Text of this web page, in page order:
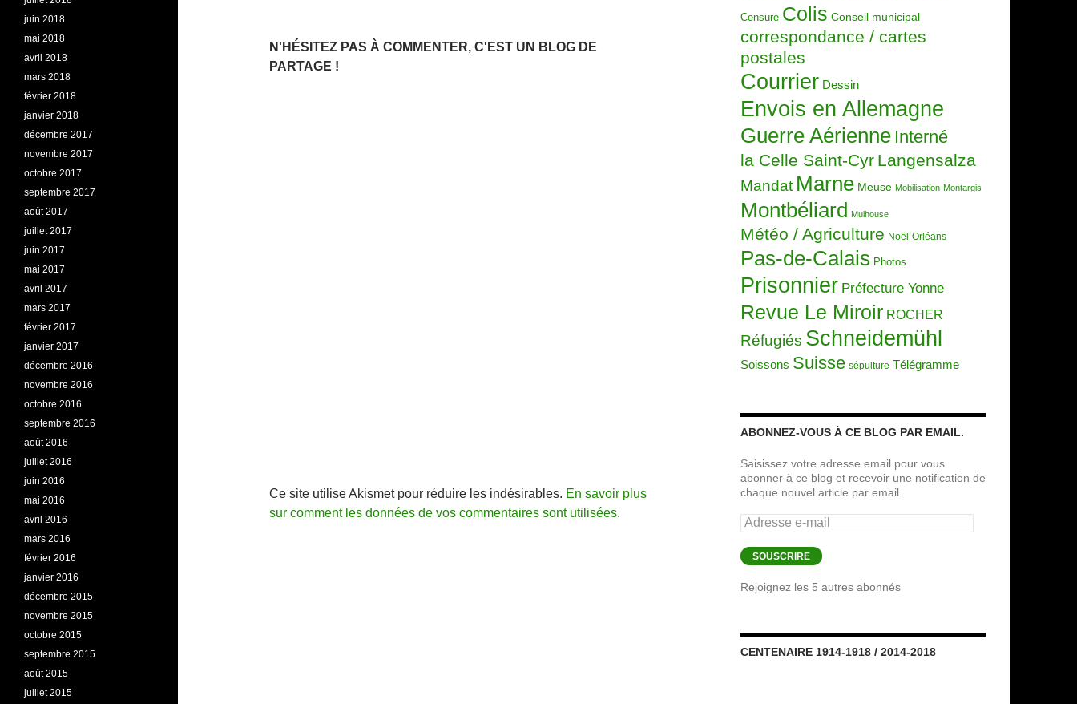
N'HÉSITEZ PAS À COMMENTER, C'EST UN BLOG DE
PARTAGE !
Ce site utilise Akismet pour réduire les indésirables. En savoir plus
sur comment les données de vos commentaires sont utilisées.
Censure Colis Conseil municipal
correspondance / cartes
postales
Courrier Dessin
Envois en Allemagne
Guerre Aérienne Interné
la Celle Saint-Cyr Langensalza
Mandat Marne Meuse Mobilisation Montargis
Montbéliard Mulhouse
Météo / Agriculture Noël Orléans
Pas-de-Calais Photos
Prisonnier Préfecture Yonne
Revue Le Miroir ROCHER
Réfugiés Schneidemühl
Soissons Suisse sépulture Télégramme
ABONNEZ-VOUS À CE BLOG PAR EMAIL.
Saisissez votre adresse email pour vous
abonner à ce blog et recevoir une notification de
chaque nouvel article par email.
Adresse
e-
mail
SOUSCRIRE
Rejoignez les 5 autres abonnés
CENTENAIRE 1914-1918 / 2014-2018
juin 2018
mai 2018
avril 2018
mars 2018
février 2018
janvier 2018
décembre 2017
novembre 2017
octobre 2017
septembre 2017
août 2017
juillet 2017
juin 2017
mai 2017
avril 2017
mars 2017
février 2017
janvier 2017
décembre 2016
novembre 2016
octobre 2016
septembre 2016
août 2016
juillet 2016
juin 2016
mai 2016
avril 2016
mars 2016
février 2016
janvier 2016
décembre 2015
novembre 2015
octobre 2015
septembre 2015
août 2015
juillet 2015